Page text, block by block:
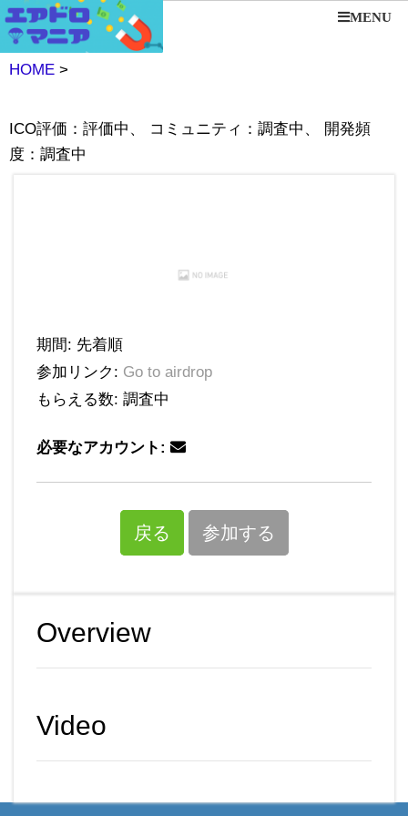
MENU
HOME >
ICO評価：評価中、 コミュニティ：調査中、 開発頻
度：調査中
期間: 先着順
参加リンク: Go to airdrop
もらえる数: 調査中
必要なアカウント:
戻る 参加する
Overview
Video